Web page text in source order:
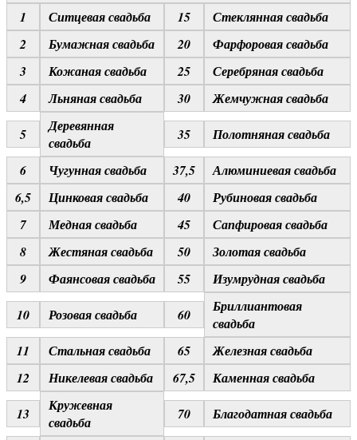
1
Ситцевая свадьба 15
Стеклянная свадьба
2
Бумажная свадьба 20
Фарфоровая свадьба
3
Кожаная свадьба 25
Серебряная свадьба
4
Льняная свадьба 30 Жемчужная свадьба
5
Деревянная
свадьба
35 Полотняная свадьба
6 Чугунная свадьба 37,5
Алюминиевая свадьба
6,5
Цинковая свадьба 40
Рубиновая свадьба
7
Медная свадьба 45
Сапфировая свадьба
8
Жестяная свадьба 50
Золотая свадьба
9
Фаянсовая свадьба 55 Изумрудная свадьба
10 Розовая свадьба 60
Бриллиантовая
свадьба
11
Стальная свадьба 65
Железная свадьба
12
Никелевая свадьба 67,5 Каменная свадьба
13
Кружевная
свадьба
70 Благодатная свадьба